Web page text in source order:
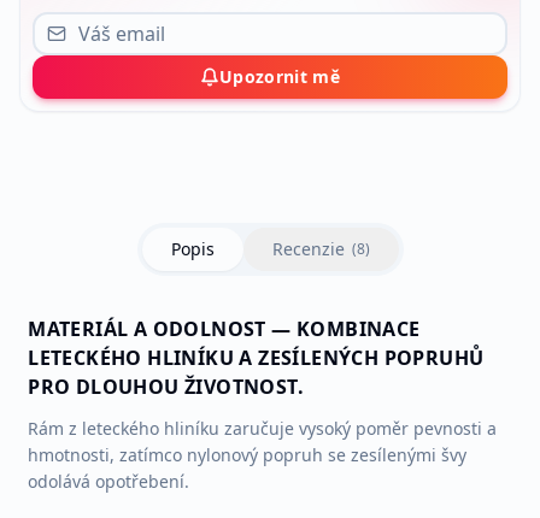
Upozornit mě
Popis Recenzie (8)
MATERIÁL A ODOLNOST — KOMBINACE
LETECKÉHO HLINÍKU A ZESÍLENÝCH POPRUHŮ
PRO DLOUHOU ŽIVOTNOST.
Rám z leteckého hliníku zaručuje vysoký poměr pevnosti a
hmotnosti, zatímco nylonový popruh se zesílenými švy
odolává opotřebení.